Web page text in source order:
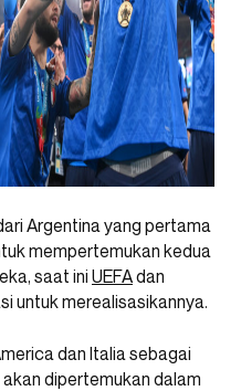
Argentina yang pertama
mempertemukan kedua
saat ini UEFAdan
untuk merealisasikannya.
dan Italia sebagai
dipertemukan dalam